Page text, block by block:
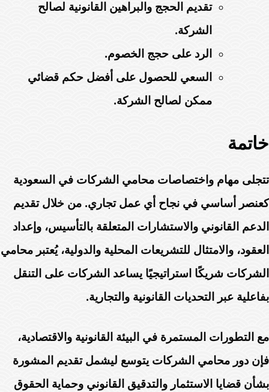
تقديم الحجج والبراهين القانونية لصالح
الشركة.
الرد على حجج الخصوم.
السعي للحصول على أفضل حكم قضائي
ممكن لصالح الشركة.
خاتمة
تتجلى مهام واختصاصات محامي الشركات في السعودية
كعنصر أساسي في نجاح أي عمل تجاري. من خلال تقديم
الدعم القانوني والاستشارات المتعلقة بالتأسيس، وإعداد
العقود، والامتثال للتشريعات المحلية والدولية، يُعتبر محامي
الشركات شريكًا استراتيجيًا يساعد الشركات على التنقل
بفاعلية عبر التحديات القانونية والتجارية.
مع التطورات المستمرة في البيئة القانونية والاقتصادية،
فإن دور محامي الشركات يتوسع ليشمل تقديم المشورة
بشأن قضايا الاستثمار والتدقيق القانوني وحماية الحقوق